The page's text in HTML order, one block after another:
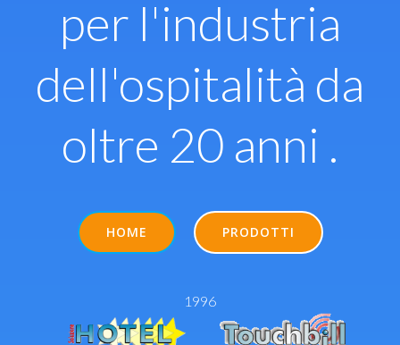
per l'industria
dell'ospitalità da
oltre 20 anni .
HOME PRODOTTI
1996